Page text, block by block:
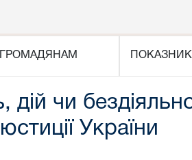
ГРОМАДЯНАМ
чи
України